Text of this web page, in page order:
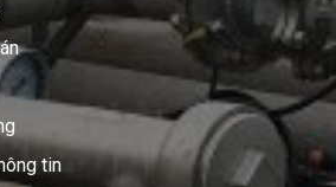
tin